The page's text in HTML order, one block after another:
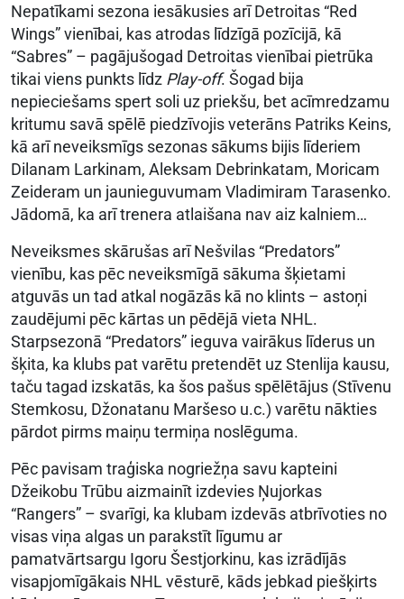
Nepatīkami sezona iesākusies arī Detroitas “Red
Wings” vienībai, kas atrodas līdzīgā pozīcijā, kā
“Sabres” – pagājušogad Detroitas vienībai pietrūka
tikai viens punkts līdz Play-off. Šogad bija
nepieciešams spert soli uz priekšu, bet acīmredzamu
kritumu savā spēlē piedzīvojis veterāns Patriks Keins,
kā arī neveiksmīgs sezonas sākums bijis līderiem
Dilanam Larkinam, Aleksam Debrinkatam, Moricam
Zeideram un jaunieguvumam Vladimiram Tarasenko.
Jādomā, ka arī trenera atlaišana nav aiz kalniem…
Neveiksmes skārušas arī Nešvilas “Predators”
vienību, kas pēc neveiksmīgā sākuma šķietami
atguvās un tad atkal nogāzās kā no klints – astoņi
zaudējumi pēc kārtas un pēdējā vieta NHL.
Starpsezonā “Predators” ieguva vairākus līderus un
šķita, ka klubs pat varētu pretendēt uz Stenlija kausu,
taču tagad izskatās, ka šos pašus spēlētājus (Stīvenu
Stemkosu, Džonatanu Maršeso u.c.) varētu nākties
pārdot pirms maiņu termiņa noslēguma.
Pēc pavisam traģiska nogriežņa savu kapteini
Džeikobu Trūbu aizmainīt izdevies Ņujorkas
“Rangers” – svarīgi, ka klubam izdevās atbrīvoties no
visas viņa algas un parakstīt līgumu ar
pamatvārtsargu Igoru Šestjorkinu, kas izrādījās
visapjomīgākais NHL vēsturē, kāds jebkad piešķirts